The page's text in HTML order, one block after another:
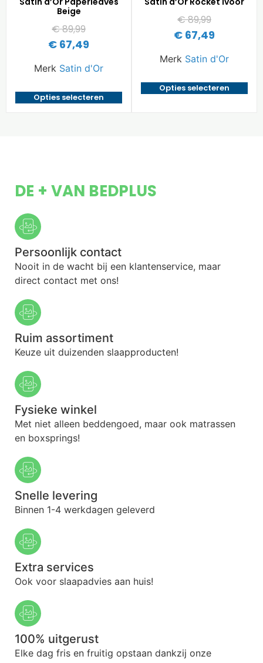
Beige
€89,99
€ 67,49
Merk Satin d'Or
Opties selecteren
€89,99
€ 67,49
Merk Satin d'Or
Opties selecteren
DE + VAN BEDPLUS
Persoonlijk contact
Nooit in de wacht bij een klantenservice, maar
direct contact met ons!
Ruim assortiment
Keuze uit duizenden slaapproducten!
Fysieke winkel
Met niet alleen beddengoed, maar ook matrassen
en boxsprings!
Snelle levering
Binnen 1-4 werkdagen geleverd
Extra services
Ook voor slaapadvies aan huis!
100% uitgerust
Elke dag fris en fruitig opstaan dankzij onze